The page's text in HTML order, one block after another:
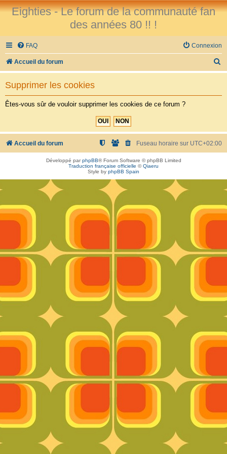
Eighties - Le forum de la communauté fan
des années 80 !! !
FAQ Connexion
Accueil du forum
e
h
r
Supprimer les cookies
Êtes-vous sûr de vouloir supprimer les cookies de ce forum ?
Accueil du forum Fuseau horaire sur UTC+02:00
Développé parphpBB® Forum Software © phpBB Limited
Traduction française officielle ©Qiaeru
Style by phpBB Spain